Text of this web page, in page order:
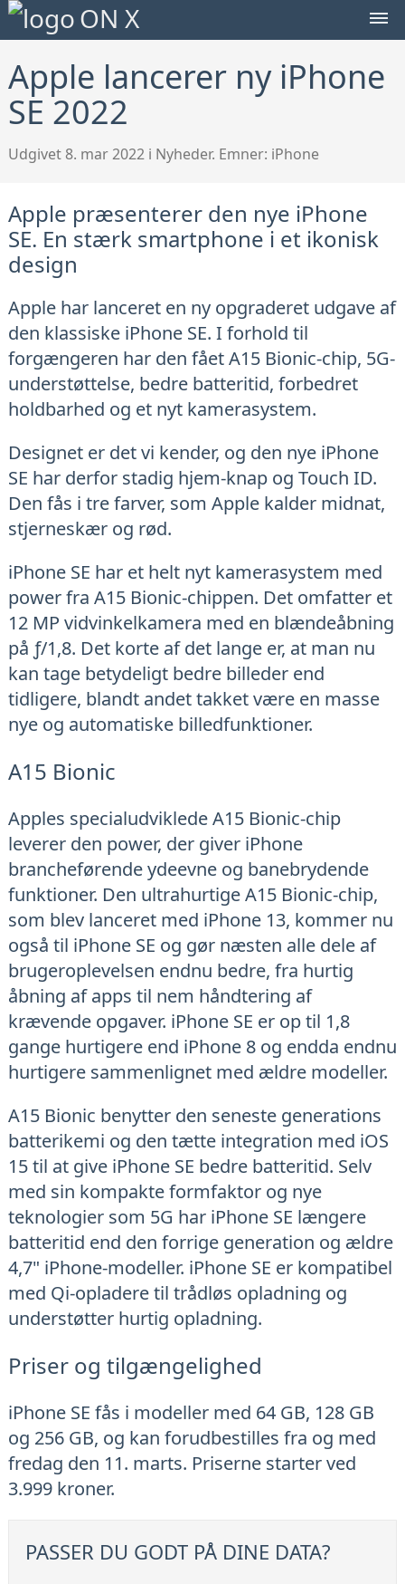
ON X
TOGGLE
Apple lancerer ny iPhone
SE 2022
Udgivet 8. mar 2022 i Nyheder. Emner: iPhone
Apple præsenterer den nye iPhone
SE. En stærk smartphone i et ikonisk
design
Apple har lanceret en ny opgraderet udgave af
den klassiske iPhone SE. I forhold til
forgængeren har den fået A15 Bionic-chip, 5G-
understøttelse, bedre batteritid, forbedret
holdbarhed og et nyt kamerasystem.
Designet er det vi kender, og den nye iPhone
SE har derfor stadig hjem-knap og Touch ID.
Den fås i tre farver, som Apple kalder midnat,
stjerneskær og rød.
iPhone SE har et helt nyt kamerasystem med
power fra A15 Bionic-chippen. Det omfatter et
12 MP vidvinkelkamera med en blændeåbning
på ƒ/1,8. Det korte af det lange er, at man nu
kan tage betydeligt bedre billeder end
tidligere, blandt andet takket være en masse
nye og automatiske billedfunktioner.
A15 Bionic
Apples specialudviklede A15 Bionic-chip
leverer den power, der giver iPhone
brancheførende ydeevne og banebrydende
funktioner. Den ultrahurtige A15 Bionic-chip,
som blev lanceret med iPhone 13, kommer nu
også til iPhone SE og gør næsten alle dele af
brugeroplevelsen endnu bedre, fra hurtig
åbning af apps til nem håndtering af
krævende opgaver. iPhone SE er op til 1,8
gange hurtigere end iPhone 8 og endda endnu
hurtigere sammenlignet med ældre modeller.
A15 Bionic benytter den seneste generations
batterikemi og den tætte integration med iOS
15 til at give iPhone SE bedre batteritid. Selv
med sin kompakte formfaktor og nye
teknologier som 5G har iPhone SE længere
batteritid end den forrige generation og ældre
4,7" iPhone-modeller. iPhone SE er kompatibel
med Qi-opladere til trådløs opladning og
understøtter hurtig opladning.
Priser og tilgængelighed
iPhone SE fås i modeller med 64 GB, 128 GB
og 256 GB, og kan forudbestilles fra og med
fredag den 11. marts. Priserne starter ved
3.999 kroner.
PASSER DU GODT PÅ DINE DATA?